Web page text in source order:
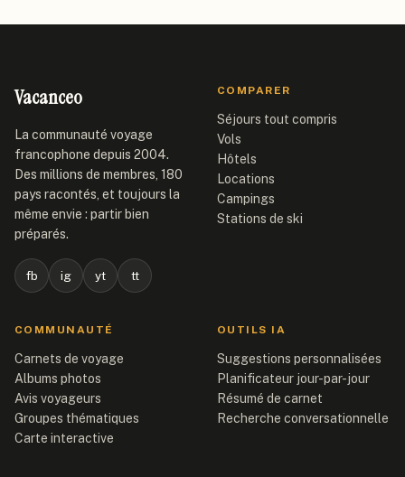
Vacanceo
La communauté voyage
francophone depuis 2004.
Des millions de membres, 180
pays racontés, et toujours la
même envie : partir bien
préparés.
fb ig yt tt
COMPARER
Séjours tout compris
Vols
Hôtels
Locations
Campings
Stations de ski
COMMUNAUTÉ
Carnets de voyage
Albums photos
Avis voyageurs
Groupes thématiques
Carte interactive
OUTILS IA
Suggestions personnalisées
Planificateur jour-par-jour
Résumé de carnet
Recherche conversationnelle